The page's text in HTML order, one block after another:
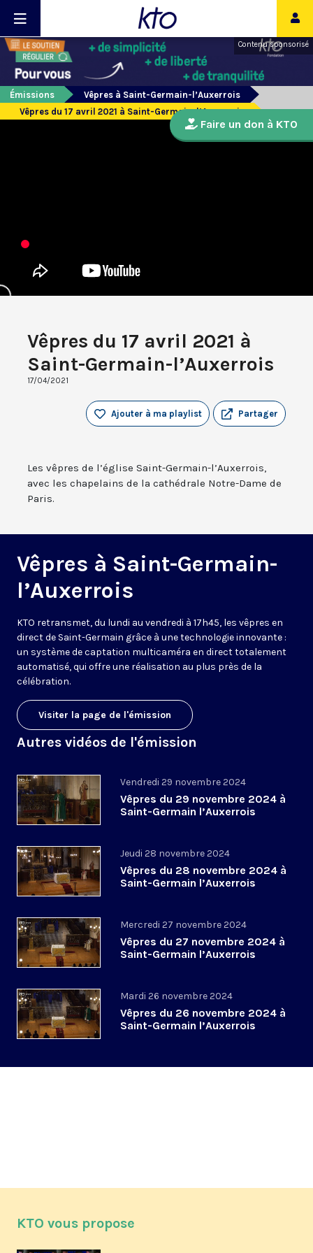
Contenu sponsorisé
Émissions
Vêpres à Saint-Germain-l’Auxerrois
Vêpres du 17 avril 2021 à Saint-Germain-l’Auxerrois
Vêpres du 17 avril 2021 à
Saint-Germain-l’Auxerrois
17/04/2021
Partager
Ajouter à ma playlist
Les vêpres de l’église Saint-Germain-l’Auxerrois,
avec les chapelains de la cathédrale Notre-Dame de
Paris.
Vêpres à Saint-Germain-
l’Auxerrois
KTO retransmet, du lundi au vendredi à 17h45, les vêpres en
direct de Saint-Germain grâce à une technologie innovante :
un système de captation multicaméra en direct totalement
automatisé, qui offre une réalisation au plus près de la
célébration.
Visiter la page de l'émission
Autres vidéos de l'émission
Vendredi 29 novembre 2024
Vêpres du 29 novembre 2024 à
Saint-Germain l’Auxerrois
Jeudi 28 novembre 2024
Vêpres du 28 novembre 2024 à
Saint-Germain l’Auxerrois
Mercredi 27 novembre 2024
Vêpres du 27 novembre 2024 à
Saint-Germain l’Auxerrois
Mardi 26 novembre 2024
Vêpres du 26 novembre 2024 à
Saint-Germain l’Auxerrois
Faire un don à KTO
KTO vous propose